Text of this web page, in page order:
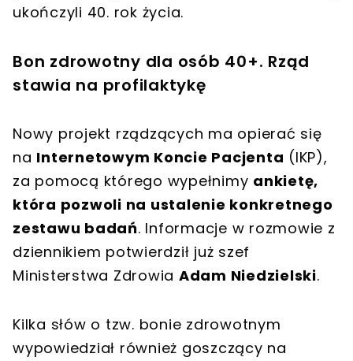
ukończyli 40. rok życia.
Bon zdrowotny dla osób 40+. Rząd
stawia na profilaktykę
Nowy projekt rządzących ma opierać się
na Internetowym Koncie Pacjenta (IKP),
za pomocą którego wypełnimy ankietę,
która pozwoli na ustalenie konkretnego
zestawu badań. Informacje w rozmowie z
dziennikiem potwierdził już szef
Ministerstwa Zdrowia Adam Niedzielski.
Kilka słów o tzw. bonie zdrowotnym
wypowiedział również goszczący na